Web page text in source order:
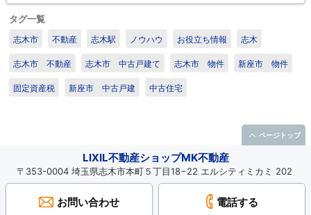
タグ一覧
志木市 不動産 志木駅 ノウハウ お役立ち情報 志木
志木市 不動産 志木市 中古戸建て 志木市 物件 新座市 物件
固定資産税 新座市 中古戸建 中古住宅
LIXIL不動産ショップMK不動産
〒353-0004 埼玉県志木市本町５丁目18−22 エルシティミカミ 202
お問い合わせ 電話する
ページトップ